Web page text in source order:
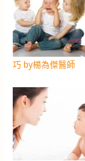
巧 by楊為傑醫師